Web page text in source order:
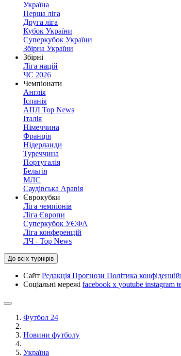
Україна
Перша ліга
Друга ліга
Кубок України
Суперкубок України
Збірна України
Збірні
Ліга націй
ЧС 2026
Чемпіонати
Англія
Іспанія
АПЛ Top News
Італія
Німеччина
Франція
Нідерланди
Туреччина
Португалія
Бельгія
МЛС
Саудівська Аравія
Єврокубки
Ліга чемпіонів
Ліга Європи
Суперкубок УЄФА
Ліга конференцій
ЛЧ - Top News
До всіх турнірів
Сайт Редакція Прогнози Політика
Соціальні мережі facebook x youtube instagram
Футбол 24
Новини футболу
Україна